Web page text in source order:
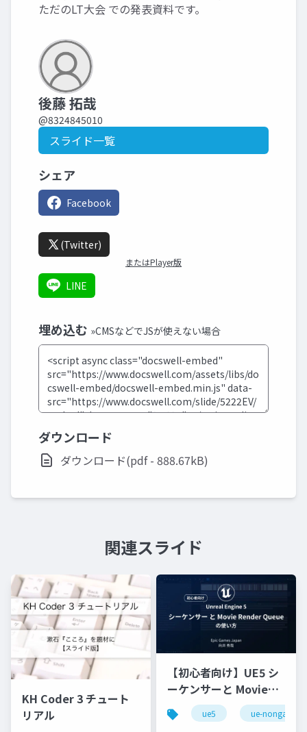
ただのLT大会 での発表資料です。
後藤 拓哉
@8324845010
スライド一覧
シェア
Facebook
(Twitter)
またはPlayer版
LINE
埋め込む »CMSなどでJSが使えない場合
ダウンロード
ダウンロード(pdf - 888.67kB)
関連スライド
KH Coder 3 チュート
リアル
【初心者向け】UE5 シ
ーケンサーと Movie
Render Queue の使い
方【Cinematic Dive
ue5 ue-nongame